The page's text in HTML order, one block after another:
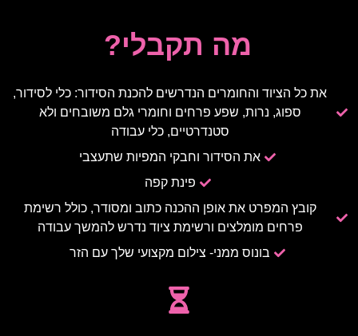
מה תקבלי?
את כל הציוד והחומרים הנדרשים להכנת הסידור: כלי לסידור,
ספוג, נרות, שפע פרחים וחומרי גלם משובחים ולא
סטנדרטיים, כלי עבודה
את הסידור וחבקי המפיות שתעצבי
פינת קפה
קובץ המפרט את אופן ההכנה כתוב ומסודר, כולל רשימת
פרחים מומלצים ורשימת ציוד נדרש להמשך עבודה
בונוס ממני- צילום מקצועי שלך עם הזר